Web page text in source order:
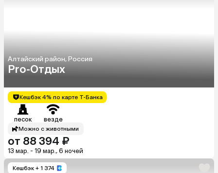
Алтайский район, Россия
Pro-Отдых
Кешбэк 4% по карте Т-Банка
песок везде
Можно с животными
от 88 394 ₽
13 мар. - 19 мар., 6 ночей
Кешбэк + 1 374